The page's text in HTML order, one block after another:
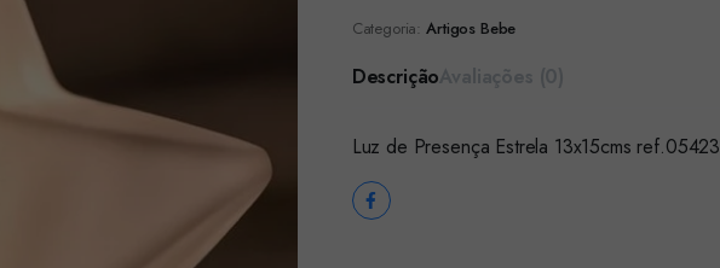
Categoria: Artigos Bebe
Descrição
Luz de Presença Estrela 13x15cms ref.05423